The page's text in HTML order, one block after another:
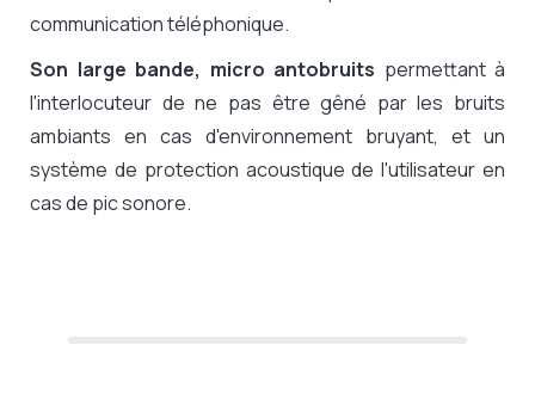
communication téléphonique.
Son large bande, micro antobruits permettant à
l'interlocuteur de ne pas être gêné par les bruits
ambiants en cas d'environnement bruyant, et un
système de protection acoustique de l'utilisateur en
cas de pic sonore.